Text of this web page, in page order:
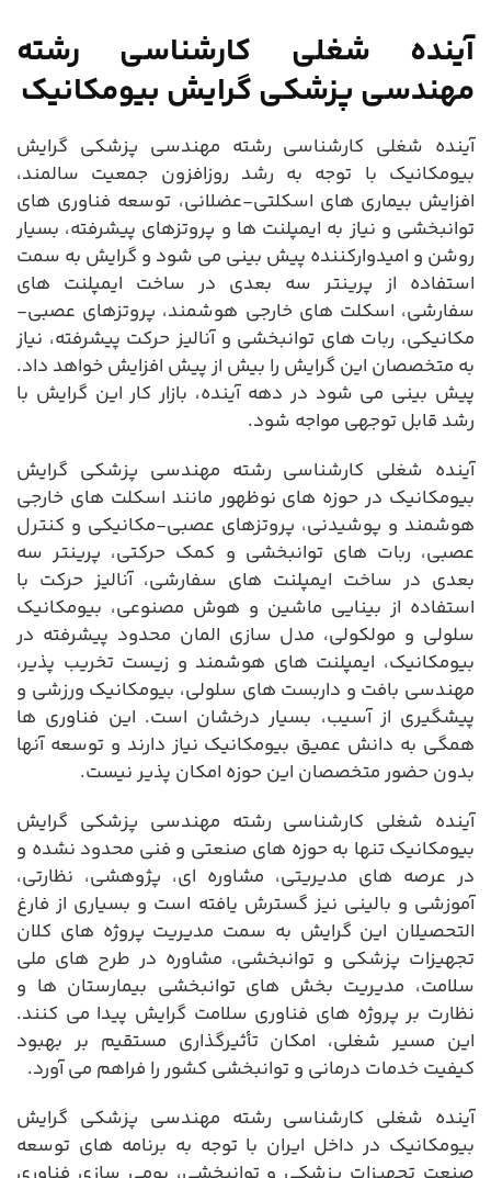
آینده شغلی کارشناسی رشته
مهندسی پزشکی گرایش بیومکانیک
آینده شغلی کارشناسی رشته مهندسی پزشکی گرایش
بیومکانیک با توجه به رشد روزافزون جمعیت سالمند،
افزایش بیماری های اسکلتی-عضلانی، توسعه فناوری های
توانبخشی و نیاز به ایمپلنت ها و پروتزهای پیشرفته، بسیار
روشن و امیدوارکننده پیش بینی می شود و گرایش به سمت
استفاده از پرینتر سه بعدی در ساخت ایمپلنت های
سفارشی، اسکلت های خارجی هوشمند، پروتزهای عصبی-
مکانیکی، ربات های توانبخشی و آنالیز حرکت پیشرفته، نیاز
به متخصصان این گرایش را بیش از پیش افزایش خواهد داد.
پیش بینی می شود در دهه آینده، بازار کار این گرایش با
رشد قابل توجهی مواجه شود.
آینده شغلی کارشناسی رشته مهندسی پزشکی گرایش
بیومکانیک در حوزه های نوظهور مانند اسکلت های خارجی
هوشمند و پوشیدنی، پروتزهای عصبی-مکانیکی و کنترل
عصبی، ربات های توانبخشی و کمک حرکتی، پرینتر سه
بعدی در ساخت ایمپلنت های سفارشی، آنالیز حرکت با
استفاده از بینایی ماشین و هوش مصنوعی، بیومکانیک
سلولی و مولکولی، مدل سازی المان محدود پیشرفته در
بیومکانیک، ایمپلنت های هوشمند و زیست تخریب پذیر،
مهندسی بافت و داربست های سلولی، بیومکانیک ورزشی و
پیشگیری از آسیب، بسیار درخشان است. این فناوری ها
همگی به دانش عمیق بیومکانیک نیاز دارند و توسعه آنها
بدون حضور متخصصان این حوزه امکان پذیر نیست.
آینده شغلی کارشناسی رشته مهندسی پزشکی گرایش
بیومکانیک تنها به حوزه های صنعتی و فنی محدود نشده و
در عرصه های مدیریتی، مشاوره ای، پژوهشی، نظارتی،
آموزشی و بالینی نیز گسترش یافته است و بسیاری از فارغ
التحصیلان این گرایش به سمت مدیریت پروژه های کلان
تجهیزات پزشکی و توانبخشی، مشاوره در طرح های ملی
سلامت، مدیریت بخش های توانبخشی بیمارستان ها و
نظارت بر پروژه های فناوری سلامت گرایش پیدا می کنند.
این مسیر شغلی، امکان تأثیرگذاری مستقیم بر بهبود
کیفیت خدمات درمانی و توانبخشی کشور را فراهم می آورد.
آینده شغلی کارشناسی رشته مهندسی پزشکی گرایش
بیومکانیک در داخل ایران با توجه به برنامه های توسعه